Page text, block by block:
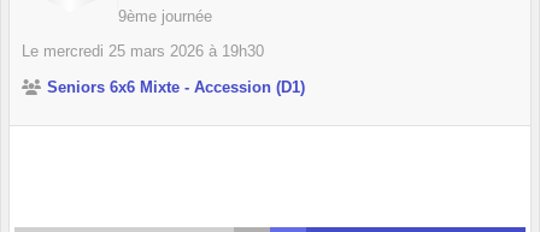
9ème journée
Le mercredi 25 mars 2026 à 19h30
Seniors 6x6 Mixte - Accession (D1)